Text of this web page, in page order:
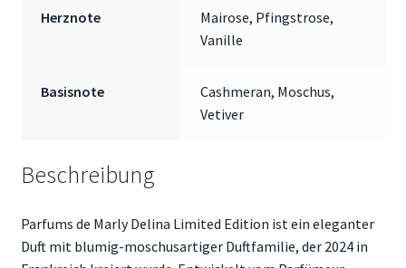
Herznote
Mairose, Pfingstrose,
Vanille
Basisnote
Cashmeran, Moschus,
Vetiver
Beschreibung
Parfums de MarlyDelina Limited Edition ist ein eleganter
Duft mit blumig-moschusartiger Duftfamilie, der 2024 in